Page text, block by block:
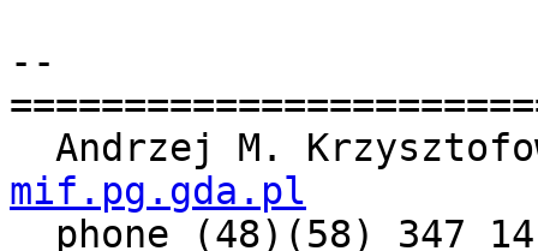
--
Andrzej M.
mif.pg.gda.pl